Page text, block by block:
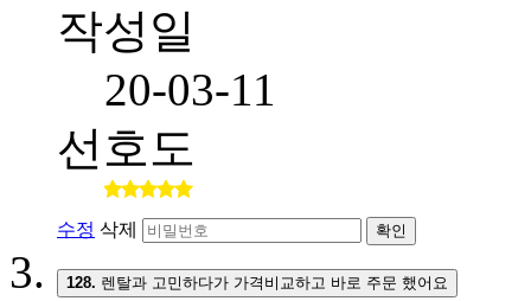
작성일
20-03-11
선호도
수정 삭제 확인
128. 렌탈과 고민하다가 가격비교하고 바로 주문 했어요